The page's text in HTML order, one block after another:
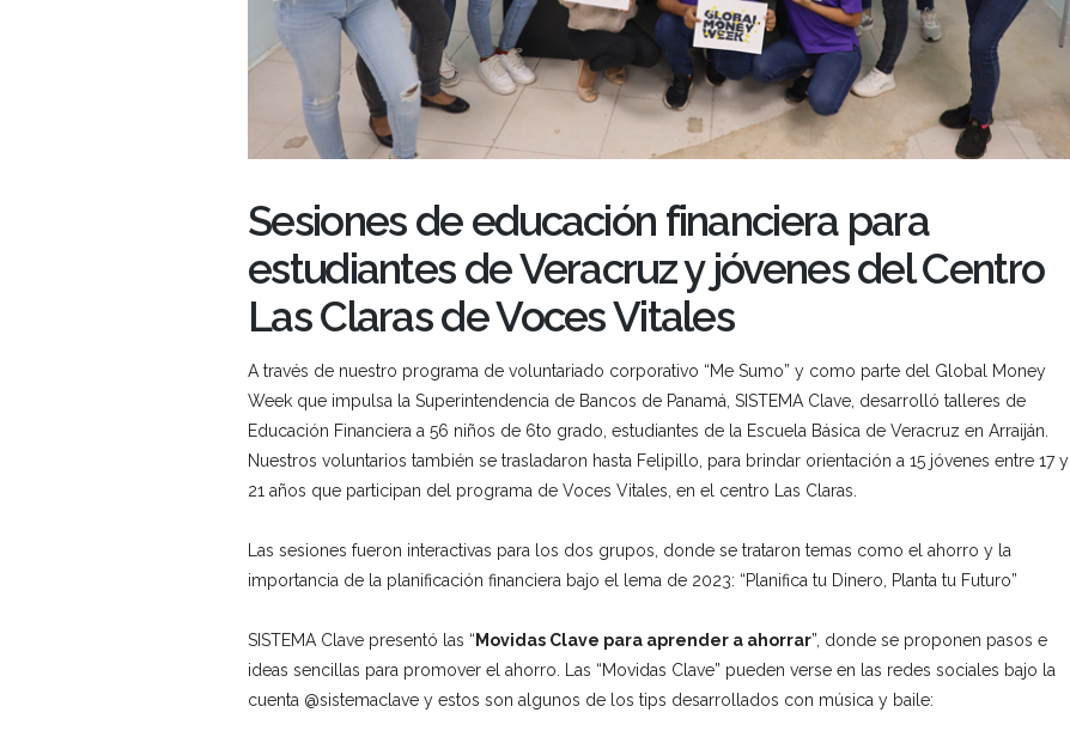
Sesiones de educación financiera para
estudiantes de Veracruz y jóvenes del Centro
Las Claras de Voces Vitales
A través de nuestro programa de voluntariado corporativo “Me Sumo” y como parte del Global Money
Week que impulsa la Superintendencia de Bancos de Panamá, SISTEMA Clave, desarrolló talleres de
Educación Financiera a 56 niños de 6to grado, estudiantes de la Escuela Básica de Veracruz en Arraiján.
Nuestros voluntarios también se trasladaron hasta Felipillo, para brindar orientación a 15 jóvenes entre 17 y
21 años que participan del programa de Voces Vitales, en el centro Las Claras.
Las sesiones fueron interactivas para los dos grupos, donde se trataron temas como el ahorro y la
importancia de la planificación financiera bajo el lema de 2023: “Planifica tu Dinero, Planta tu Futuro”
SISTEMA Clave presentó las “ Movidas Clave para aprender a ahorrar”, donde se proponen pasos e
ideas sencillas para promover el ahorro. Las “Movidas Clave” pueden verse en las redes sociales bajo la
cuenta @sistemaclave y estos son algunos de los tips desarrollados con música y baile: